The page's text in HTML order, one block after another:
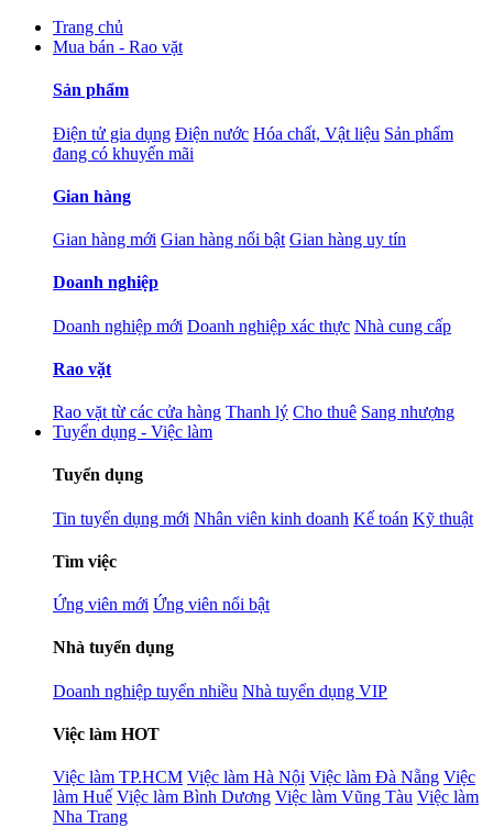
Trang chủ
Mua bán - Rao vặt
Sản phẩm
Điện tử gia dụng Điện nước Hóa chất, Vật liệu Sản phẩm
đang có khuyến mãi
Gian hàng
Gian hàng mới Gian hàng nổi bật Gian hàng uy tín
Doanh nghiệp
Doanh nghiệp mới Doanh nghiệp xác thực Nhà cung cấp
Rao vặt
Rao vặt từ các cửa hàng Thanh lý Cho thuê Sang nhượng
Tuyển dụng - Việc làm
Tuyển dụng
Tin tuyển dụng mới Nhân viên kinh doanh Kế toán Kỹ thuật
Tìm việc
Ứng viên mới Ứng viên nổi bật
Nhà tuyển dụng
Doanh nghiệp tuyển nhiều Nhà tuyển dụng VIP
Việc làm HOT
Việc làm TP.HCM Việc làm Hà Nội Việc làm Đà Nẵng Việc
làm Huế Việc làm Bình Dương Việc làm Vũng Tàu Việc làm
Nha Trang